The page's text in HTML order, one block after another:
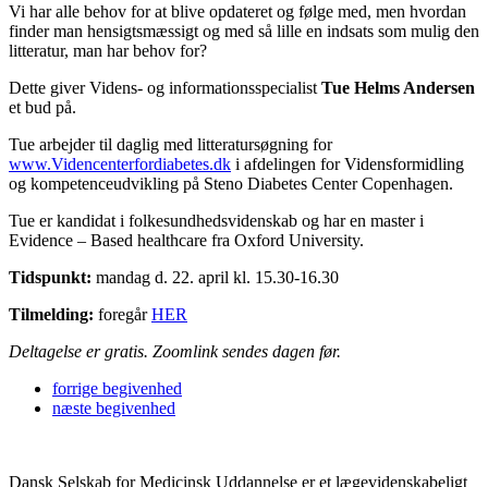
Vi har alle behov for at blive opdateret og følge med, men hvordan
finder man hensigtsmæssigt og med så lille en indsats som mulig den
litteratur, man har behov for?
Dette giver Videns- og informationsspecialist Tue Helms Andersen
et bud på.
Tue arbejder til daglig med litteratursøgning for
www.Videncenterfordiabetes.dk i afdelingen for Vidensformidling
og kompetenceudvikling på Steno Diabetes Center Copenhagen.
Tue er kandidat i folkesundhedsvidenskab og har en master i
Evidence – Based healthcare fra Oxford University.
Tidspunkt: mandag d. 22. april kl. 15.30-16.30
Tilmelding: foregårHER
Deltagelse er gratis. Zoomlink sendes dagen før.
forrige begivenhed
næste begivenhed
Dansk Selskab for Medicinsk Uddannelse er et lægevidenskabeligt